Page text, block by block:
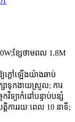
ខ្សែថាមពល 1.8M
យក្តៅឡើងយ៉ាងឆាប់
ាទុកងាយស្រួល; ការ
កវិទ្យាកំដៅបន្ទាប់បន្សំ
ការរយៈពេល 10 នាទី;